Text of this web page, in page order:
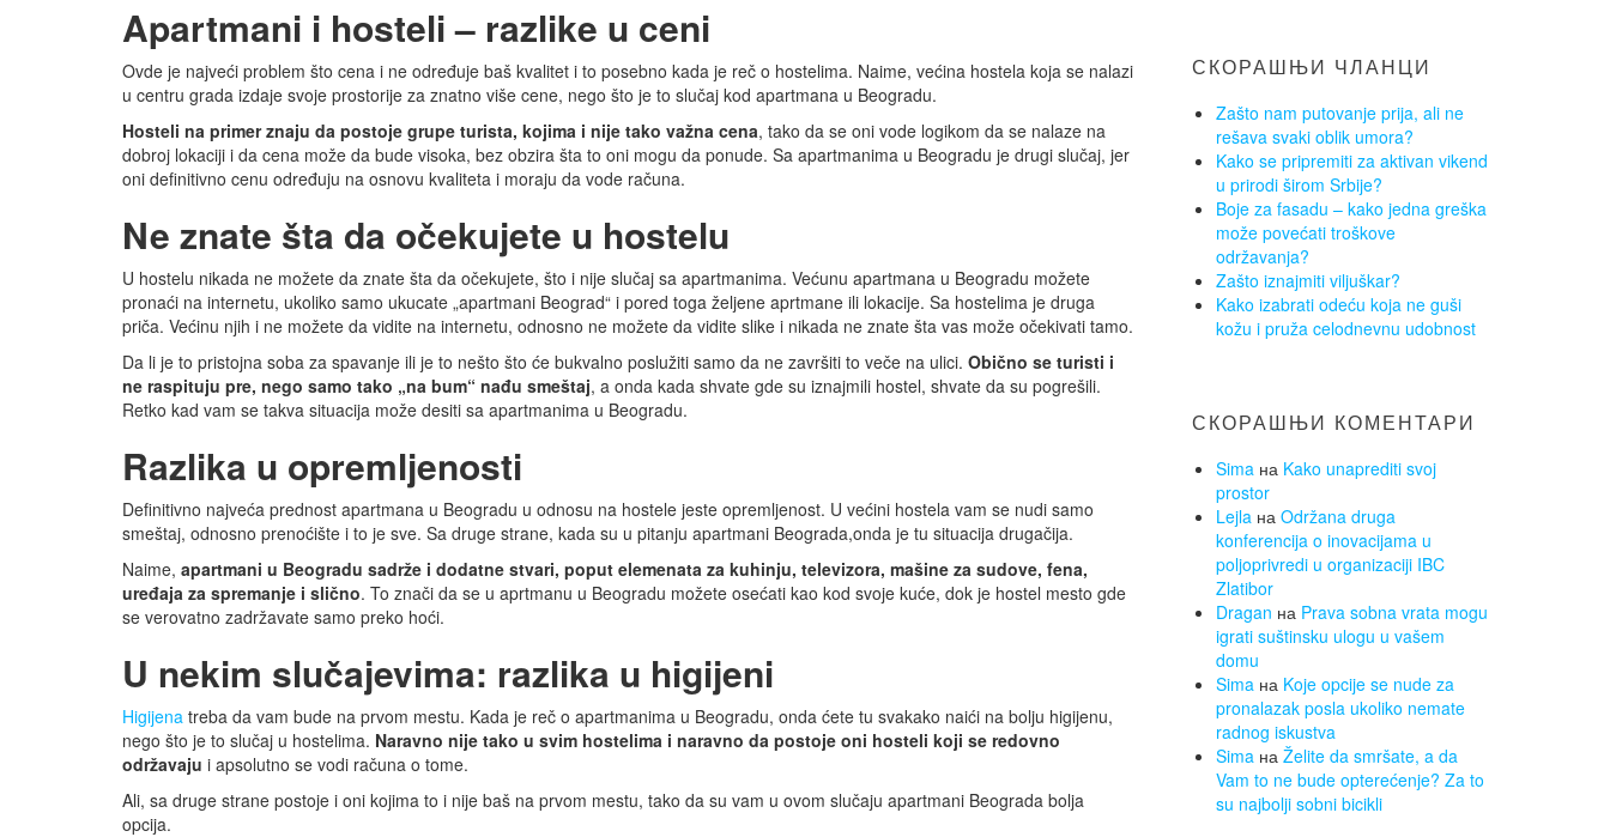
Apartmani i hosteli – razlike u ceni
Ovde je najveći problem što cena i ne određuje baš kvalitet i to posebno kada je reč o hostelima. Naime, većina hostela koja se nalazi
u centru grada izdaje svoje prostorije za znatno više cene, nego što je to slučaj kod apartmana u Beogradu.
Hosteli na primer znaju da postoje grupe turista, kojima i nije tako važna cena, tako da se oni vode logikom da se nalaze na
dobroj lokaciji i da cena može da bude visoka, bez obzira šta to oni mogu da ponude. Sa apartmanima u Beogradu je drugi slučaj, jer
oni definitivno cenu određuju na osnovu kvaliteta i moraju da vode računa.
Ne znate šta da očekujete u hostelu
U hostelu nikada ne možete da znate šta da očekujete, što i nije slučaj sa apartmanima. Većunu apartmana u Beogradu možete
pronaći na internetu, ukoliko samo ukucate „apartmani Beograd“ i pored toga željene aprtmane ili lokacije. Sa hostelima je druga
priča. Većinu njih i ne možete da vidite na internetu, odnosno ne možete da vidite slike i nikada ne znate šta vas može očekivati tamo.
Da li je to pristojna soba za spavanje ili je to nešto što će bukvalno poslužiti samo da ne završiti to veče na ulici. Obično se turisti i
ne raspituju pre, nego samo tako „na bum“ nađu smeštaj, a onda kada shvate gde su iznajmili hostel, shvate da su pogrešili.
Retko kad vam se takva situacija može desiti sa apartmanima u Beogradu.
Razlika u opremljenosti
Definitivno najveća prednost apartmana u Beogradu u odnosu na hostele jeste opremljenost. U većini hostela vam se nudi samo
smeštaj, odnosno prenoćište i to je sve. Sa druge strane, kada su u pitanju apartmani Beograda,onda je tu situacija drugačija.
Naime, apartmani u Beogradu sadrže i dodatne stvari, poput elemenata za kuhinju, televizora, mašine za sudove, fena,
uređaja za spremanje i slično. To znači da se u aprtmanu u Beogradu možete osećati kao kod svoje kuće, dok je hostel mesto gde
se verovatno zadržavate samo preko hoći.
U nekim slučajevima: razlika u higijeni
Higijena treba da vam bude na prvom mestu. Kada je reč o apartmanima u Beogradu, onda ćete tu svakako naići na bolju higijenu,
nego što je to slučaj u hostelima. Naravno nije tako u svim hostelima i naravno da postoje oni hosteli koji se redovno
održavaju i apsolutno se vodi računa o tome.
Ali, sa druge strane postoje i oni kojima to i nije baš na prvom mestu, tako da su vam u ovom slučaju apartmani Beograda bolja
opcija.
СКОРАШЊИ ЧЛАНЦИ
Zašto nam putovanje prija, ali ne
rešava svaki oblik umora?
Kako se pripremiti za aktivan vikend
u prirodi širom Srbije?
Boje za fasadu – kako jedna greška
može povećati troškove
održavanja?
Zašto iznajmiti viljuškar?
Kako izabrati odeću koja ne guši
kožu i pruža celodnevnu udobnost
СКОРАШЊИ КОМЕНТАРИ
Simaна Kako unaprediti svoj
prostor
Lejlaна Održana druga
konferencija o inovacijama u
poljoprivredi u organizaciji IBC
Zlatibor
Dragan на Prava sobna vrata mogu
igrati suštinsku ulogu u vašem
domu
Simaна Koje opcije se nude za
pronalazak posla ukoliko nemate
radnog iskustva
Simaна Želite da smršate, a da
Vam to ne bude opterećenje? Za to
su najbolji sobni bicikli